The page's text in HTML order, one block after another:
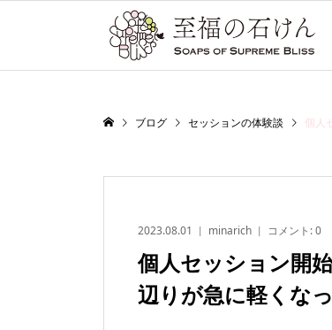
ブログ セッションの体験談 個人
2023.08.01 minarich コメント:0
個人セッション開
辺りが急に軽くな